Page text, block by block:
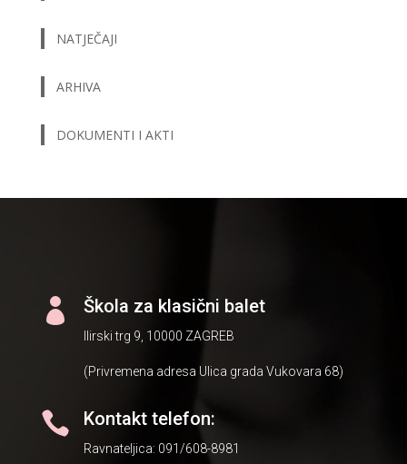
NATJEČAJI
ARHIVA
DOKUMENTI I AKTI
 Škola za klasični balet
Ilirski trg 9, 10000 ZAGREB
(Privremena adresa Ulica grada Vukovara 68)
 Kontakt telefon:
Ravnateljica: 091/608-8981